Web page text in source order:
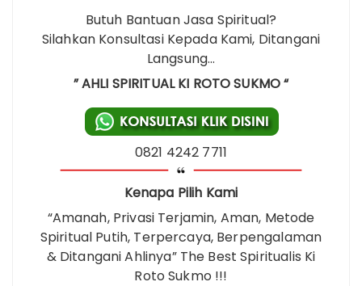
Butuh Bantuan Jasa Spiritual?
Silahkan Konsultasi Kepada Kami, Ditangani
Langsung…
” AHLI SPIRITUAL KI ROTO SUKMO “
0821 4242 7711
Kenapa Pilih Kami
“Amanah, Privasi Terjamin, Aman, Metode
Spiritual Putih, Terpercaya, Berpengalaman
& Ditangani Ahlinya” The Best Spiritualis Ki
Roto Sukmo !!!